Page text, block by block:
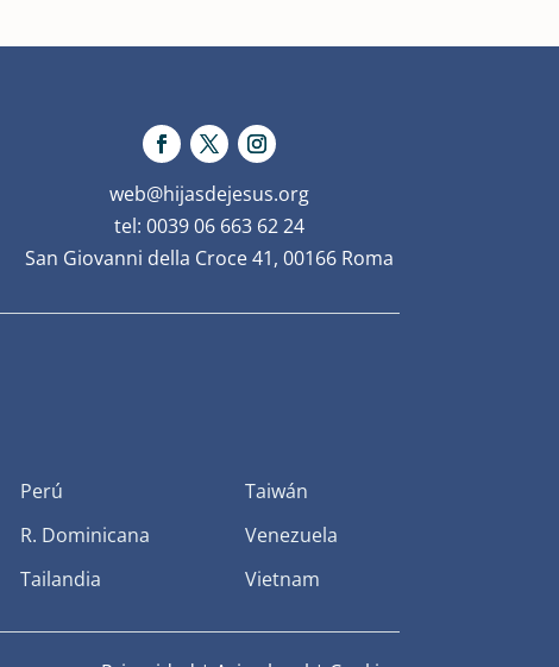
web@hijasdejesus.org
tel: 0039 06 663 62 24
San Giovanni della Croce 41, 00166 Roma
Perú
R. Dominicana
Tailandia
Taiwán
Venezuela
Vietnam